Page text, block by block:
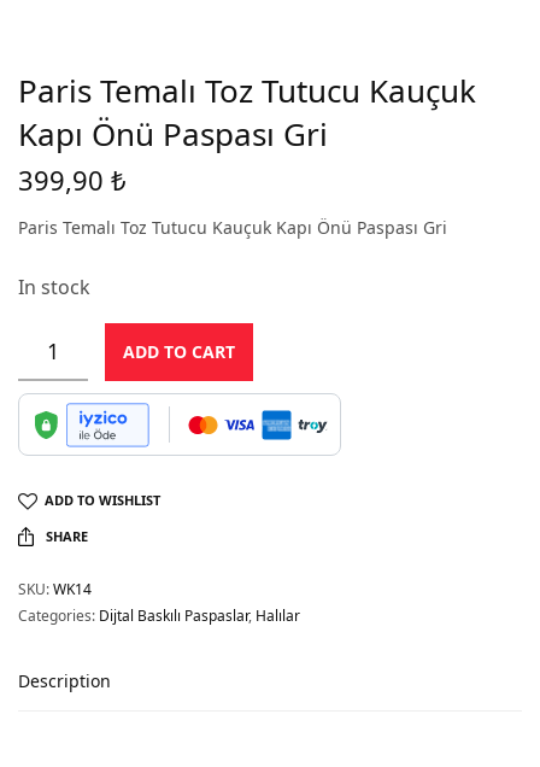
Paris Temalı Toz Tutucu Kauçuk
Kapı Önü Paspası Gri
399,90₺
Paris Temalı Toz Tutucu Kauçuk Kapı Önü Paspası Gri
In stock
ADD TO CART
ADD TO WISHLIST
SHARE
SKU:WK14
Categories: Dijtal Baskılı Paspaslar, Halılar
Description